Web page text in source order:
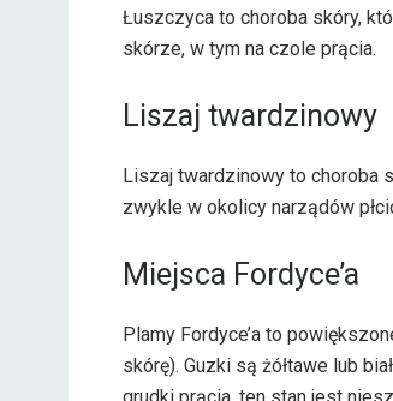
Łuszczyca to choroba skóry,
skórze, w tym na czole prącia.
Liszaj twardzinowy
Liszaj twardzinowy to choroba
zwykle w okolicy narządów
Miejsca Fordyce’a
Plamy Fordyce’a to
skórę). Guzki są żółtawe lub